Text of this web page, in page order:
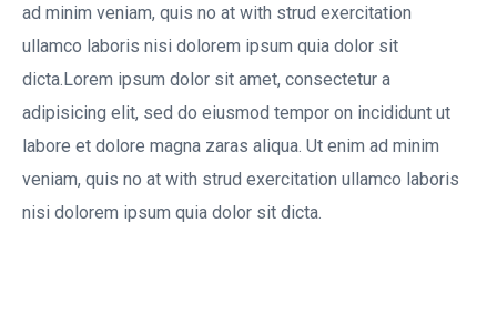
ad minim veniam, quis no at with strud exercitation
ullamco laboris nisi dolorem ipsum quia dolor sit
dicta.Lorem ipsum dolor sit amet, consectetur a
adipisicing elit, sed do eiusmod tempor on incididunt ut
labore et dolore magna zaras aliqua. Ut enim ad minim
veniam, quis no at with strud exercitation ullamco laboris
nisi dolorem ipsum quia dolor sit dicta.